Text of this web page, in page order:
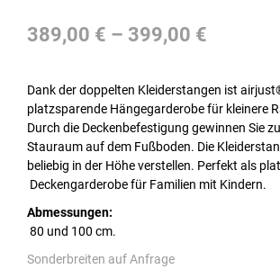
389,00 € – 399,00 €
Dank der doppelten Kleiderstangen ist
platzsparende Hängegarderobe für kleinere
Durch die Deckenbefestigung gewinnen Sie
Stauraum auf dem Fußboden. Die
beliebig in der Höhe verstellen. Perfekt als
Deckengarderobe für Familien mit Kindern.
Abmessungen:
80 und 100 cm.
Sonderbreiten auf Anfrage